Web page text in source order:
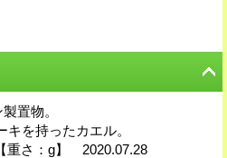
置物。
キを持ったカエル。
重さ：g】 2020.07.28